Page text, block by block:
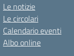
Le notizie
Le circolari
Calendario eventi
Albo online